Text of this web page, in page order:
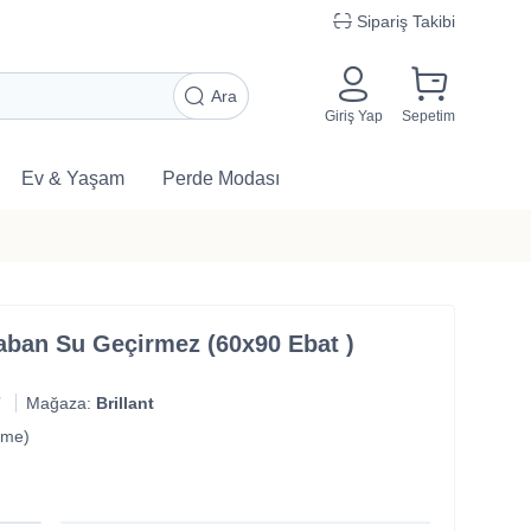
Sipariş Takibi
Giriş Yap Sepetim
Ara
Ev & Yaşam Perde Modası
Su Geçirmez (60x90 Ebat )
Mağaza: Brillant